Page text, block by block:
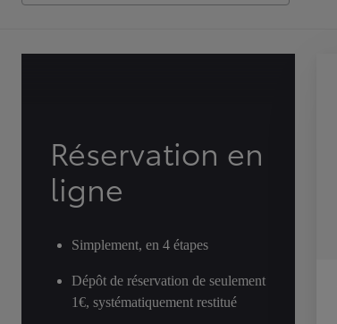
Réservation en
ligne
Simplement, en 4 étapes
Dépôt de réservation de seulement
1€, systématiquement restitué